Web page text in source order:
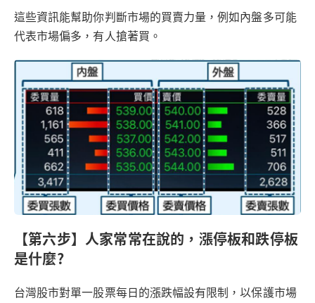
這些資訊能幫助你判斷市場的買賣力量，例如內盤多可能
代表市場偏多，有人搶著買。
【第六步】人家常常在說的，漲停板和跌停板
是什麼?
台灣股市對單一股票每日的漲跌幅設有限制，以保護市場